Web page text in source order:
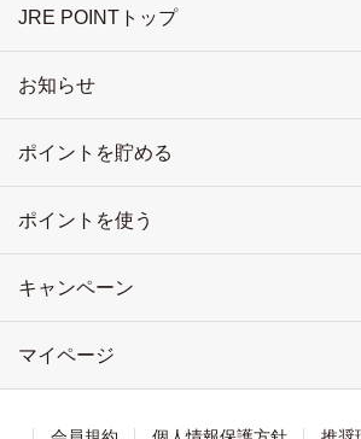
JRE POINTトップ
お知らせ
ポイントを貯める
ポイントを使う
キャンペーン
マイページ